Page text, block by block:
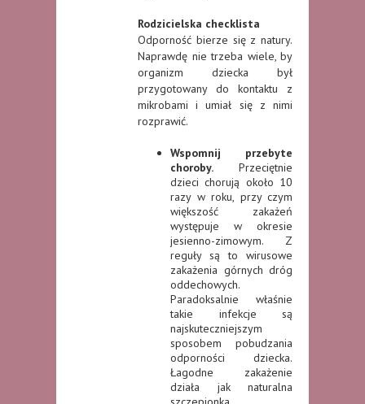
Rodzicielska checklista
Odporność bierze się z natury.
Naprawdę nie trzeba wiele, by
organizm dziecka był
przygotowany do kontaktu z
mikrobami i umiał się z nimi
rozprawić.
Wspomnij przebyte
choroby. Przeciętnie
dzieci chorują około 10
razy w roku, przy czym
większość zakażeń
występuje w okresie
jesienno-zimowym. Z
reguły są to wirusowe
zakażenia górnych dróg
oddechowych.
Paradoksalnie właśnie
takie infekcje są
najskuteczniejszym
sposobem pobudzania
odporności dziecka.
Łagodne zakażenie
działa jak naturalna